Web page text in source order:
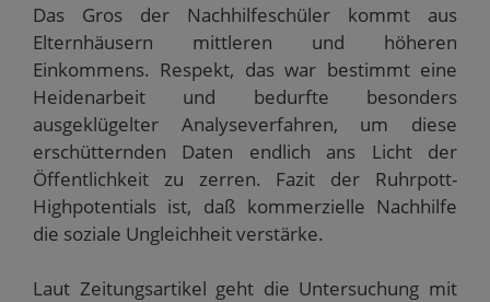
Das Gros der Nachhilfeschüler kommt aus
Elternhäusern mittleren und höheren
Einkommens. Respekt, das war bestimmt eine
Heidenarbeit und bedurfte besonders
ausgeklügelter Analyseverfahren, um diese
erschütternden Daten endlich ans Licht der
Öffentlichkeit zu zerren. Fazit der Ruhrpott-
Highpotentials ist, daß kommerzielle Nachhilfe
die soziale Ungleichheit verstärke.
Laut Zeitungsartikel geht die Untersuchung mit